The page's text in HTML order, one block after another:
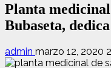
Planta
Bubaseta,
admin marzo 12, 2020